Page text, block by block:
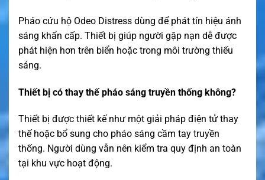
Pháo cứu hộ Odeo Distress dùng để phát tín hiệu ánh
sáng khẩn cấp. Thiết bị giúp người gặp nạn dễ được
phát hiện hơn trên biển hoặc trong môi trường thiếu
sáng.
Thiết bị có thay thế pháo sáng truyền thống không?
Thiết bị được thiết kế như một giải pháp điện tử thay
thế hoặc bổ sung cho pháo sáng cầm tay truyền
thống. Người dùng vẫn nên kiểm tra quy định an toàn
tại khu vực hoạt động.